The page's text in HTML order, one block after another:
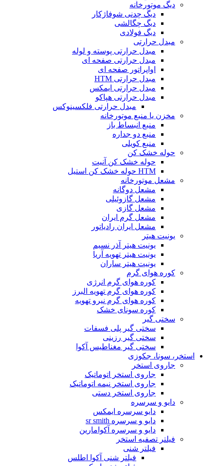
دیگ موتورخانه
دیگ چدنی شوفاژکار
دیگ چگالشی
دیگ فولادی
مبدل حرارتی
مبدل حرارتی پوسته و لوله
مبدل حرارتی صفحه ای
اواپراتور صفحه ای
مبدل حرارتی HTM
مبدل حرارتی ایمکس
مبدل حرارتی هپاکو
مبدل حرارتی فلکسینوکس
مخزن یا منبع موتورخانه
منبع انبساط باز
منبع دو جداره
منبع کویلی
حوله خشک کن
حوله خشک کن آنیت
HTM حوله خشک کن استیل
مشعل موتورخانه
مشعل دوگانه
مشعل گازوئیلی
مشعل گازی
مشعل گرم ایران
مشعل ایران رادیاتور
یونیت هیتر
یونیت هیتر آذر نسیم
یونیت هیتر تهویه آریا
یونیت هیتر ساران
کوره هوای گرم
کوره هوای گرم انرژی
کوره هوای گرم تهویه البرز
کوره هوای گرم نیرو تهویه
کوره سونای خشک
سختی گیر
سختی گیر پلی فسفات
سختی گیر رزینی
سختی گیر مغناطیس آکوا
استخر، سونا، جکوزی
جاروی استخر
جاروی استخر اتوماتیک
جاروی استخر نیمه اتوماتیک
جاروی استخر دستی
دایو و سرسره
دایو سرسره ایمکس
دایو و سرسره sr smith
دایو و سرسره آکوامارین
فیلتر تصفیه استخر
فیلتر شنی
فیلتر شنی آکوا اطلس